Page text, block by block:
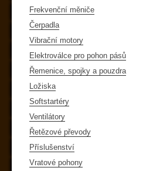
Frekvenční měniče
Čerpadla
Vibrační motory
Elektroválce pro pohon pásů
Řemenice, spojky a pouzdra
Ložiska
Softstartéry
Ventilátory
Řetězové převody
Příslušenství
Vratové pohony